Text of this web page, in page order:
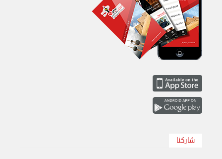
هاف لوري قط أغراض واثاث للمحرقة 65007374 في ...
الأحد 24 سبتمبر 2023 11:10 ص
شاركنا